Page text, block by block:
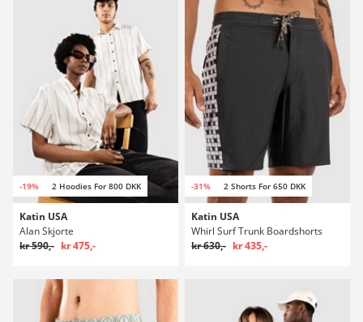
-19% 2 Hoodies For 800 DKK
Katin USA
Alan Skjorte
kr 590,- kr 475,-
-31% 2 Shorts For 650 DKK
Katin USA
Whirl Surf Trunk Boardshorts
kr 630,- kr 435,-